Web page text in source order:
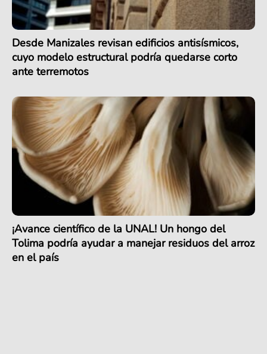
Desde Manizales revisan edificios antisísmicos,
cuyo modelo estructural podría quedarse corto
ante terremotos
¡Avance científico de la UNAL! Un hongo del
Tolima podría ayudar a manejar residuos del arroz
en el país